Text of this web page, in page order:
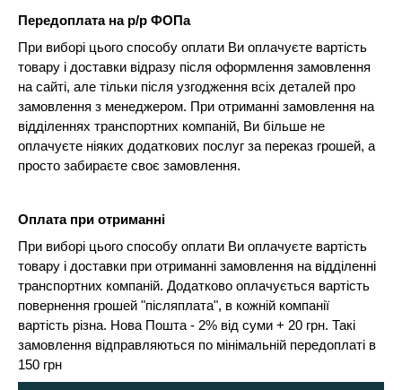
Передоплата на р/р ФОПа
При виборі цього способу оплати Ви оплачуєте вартість
товару і доставки відразу після оформлення замовлення
на сайті, але тільки після узгодження всіх деталей про
замовлення з менеджером. При отриманні замовлення на
відділеннях транспортних компаній, Ви більше не
оплачуєте ніяких додаткових послуг за переказ грошей, а
просто забираєте своє замовлення.
Оплата при отриманні
При виборі цього способу оплати Ви оплачуєте вартість
товару і доставки при отриманні замовлення на відділенні
транспортних компаній. Додатково оплачується вартість
повернення грошей "післяплата", в кожній компанії
вартість різна. Нова Пошта - 2% від суми + 20 грн. Такі
замовлення відправляються по мінімальній передоплаті в
150 грн